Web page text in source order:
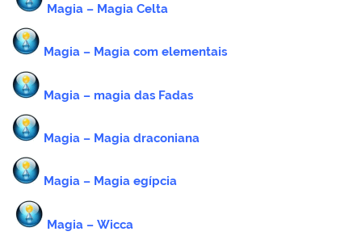
Magia – Magia Celta
Magia – Magia com elementais
Magia – magia das Fadas
Magia – Magia draconiana
Magia – Magia egípcia
Magia –Wicca